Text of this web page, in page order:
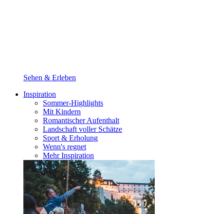
Sehen & Erleben
Inspiration
Sommer-Highlights
Mit Kindern
Romantischer Aufenthalt
Landschaft voller Schätze
Sport & Erholung
Wenn's regnet
Mehr Inspiration